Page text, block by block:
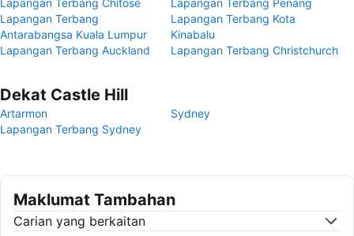
Lapangan Terbang Chitose
Lapangan Terbang Penang
Lapangan Terbang
Antarabangsa Kuala Lumpur
Lapangan Terbang Kota
Kinabalu
Lapangan Terbang Auckland
Lapangan Terbang Christchurch
Dekat Castle Hill
Artarmon
Sydney
Lapangan Terbang Sydney
Maklumat Tambahan
Carian yang berkaitan